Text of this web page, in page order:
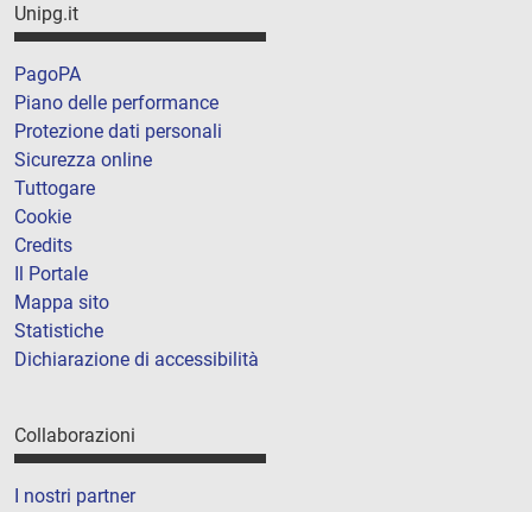
Unipg.it
PagoPA
Piano delle performance
Protezione dati personali
Sicurezza online
Tuttogare
Cookie
Credits
Il Portale
Mappa sito
Statistiche
Dichiarazione di accessibilità
Collaborazioni
I nostri partner